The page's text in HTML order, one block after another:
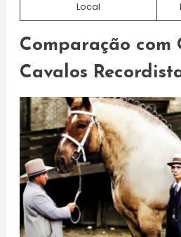
Local
Comparação com
Cavalos